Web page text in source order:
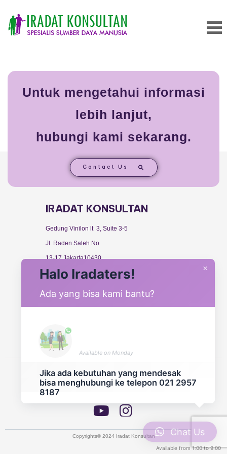
content
EAP Improve
Untuk mengetahui informasi
lebih lanjut,
hubungi kami sekarang.
Contact Us
IRADAT KONSULTAN
Gedung Vinilon lt 3, Suite 3-5
Jl. Raden Saleh No
13-17 Jakarta10430
Copyrights© 2024 Iradat Konsultan
×
Halo Iradaters!
Ada yang bisa kami bantu?
Available on Monday
Jika ada kebutuhan yang mendesak
bisa menghubungi ke telepon 021 2957
8187
Chat Us
Available from1:00to9:00